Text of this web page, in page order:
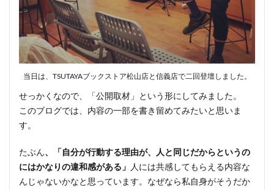
当日は、TSUTAYAブックストア松山店と信義店で二回登壇しました。
せっかくなので、「公開取材」という形にしてみました。
このブログでは、内容の一部を書き留めてみたいと思いま
す。
たぶん、「自分が行動する理由が、人と同じだからというの
にはかなりの違和感がある」 人には共感してもらえる内容な
んじゃないかなと思っています。なぜなら私自身がそうだか